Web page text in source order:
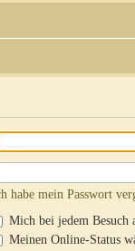
habe mein Passwort
Mich bei jedem Besuch
Meinen Online-Status